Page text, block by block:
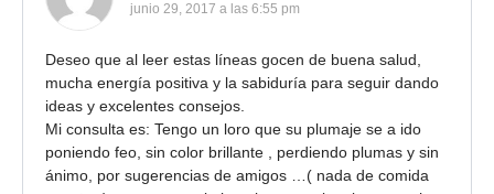
junio 29, 2017 a las 6:55 pm
Deseo que al leer estas líneas gocen de buena salud,
mucha energía positiva y la sabiduría para seguir dando
ideas y excelentes consejos.
Mi consulta es: Tengo un loro que su plumaje se a ido
poniendo feo, sin color brillante , perdiendo plumas y sin
ánimo, por sugerencias de amigos …( nada de comida